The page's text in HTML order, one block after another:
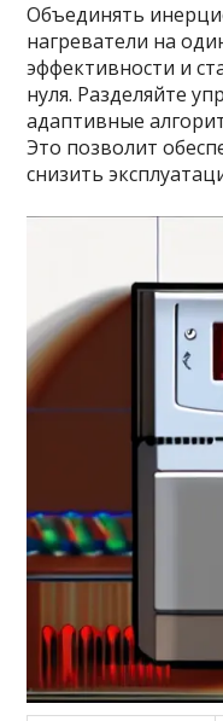
Объединять
нагреватели на
эффективности и
нуля. Разделяйте
адаптивные
Это позволит
снизить